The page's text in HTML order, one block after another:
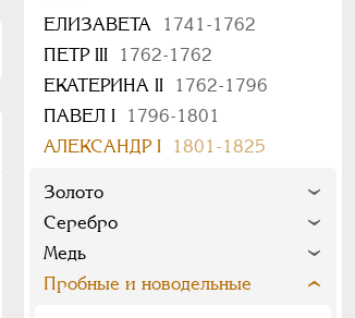
ЕЛИЗАВЕТА
1741-1762
ПЕТР III
1762-1762
ЕКАТЕРИНА II
1762-1796
ПАВЕЛ I
1796-1801
АЛЕКСАНДР I
1801-1825
Золото
Серебро
Медь
Пробные и новодельные